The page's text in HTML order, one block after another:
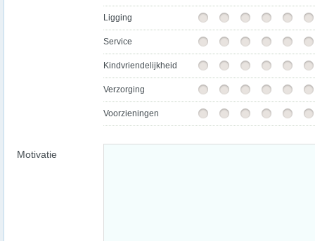
Ligging
Service
Kindvriendelijkheid
Verzorging
Voorzieningen
Motivatie